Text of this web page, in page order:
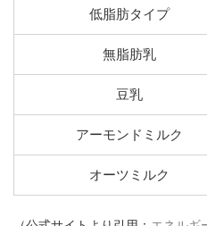
低脂肪タイプ
無脂肪乳
豆乳
アーモンドミルク
オーツミルク